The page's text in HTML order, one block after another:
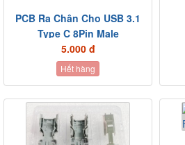
PCB Ra Chân Cho USB 3.1
Type C 8Pin Male
5.000 đ
Hết hàng